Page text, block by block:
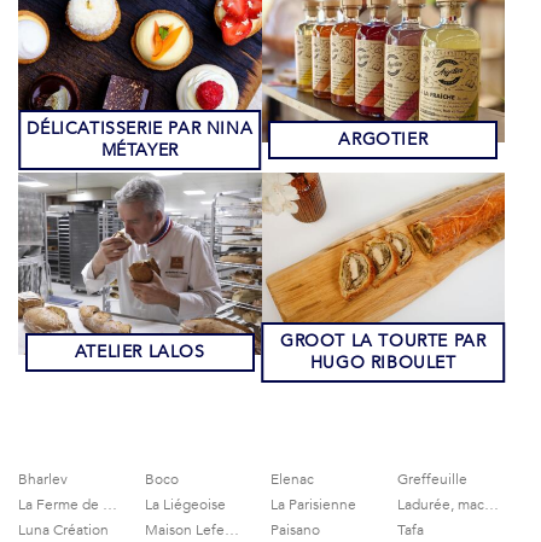
DÉLICATISSERIE PAR NINA
MÉTAYER
ARGOTIER
ATELIER LALOS
GROOT LA TOURTE PAR
HUGO RIBOULET
Bharlev Boco Elenac
Greffeuille
La Ferme de Grignon
La Liégeoise La Parisienne
Ladurée, macarons et gourmandises
Luna Création
Maison Lefeuvre Paisano
Tafa